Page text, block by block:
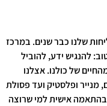
שלנו כבר שנים. במרכז
להנגיש ידע, להוביל
של כולנו. אצלנו
מנייר ופלסטיק ועד פסולת
בהתאמה אישית למי שרוצה